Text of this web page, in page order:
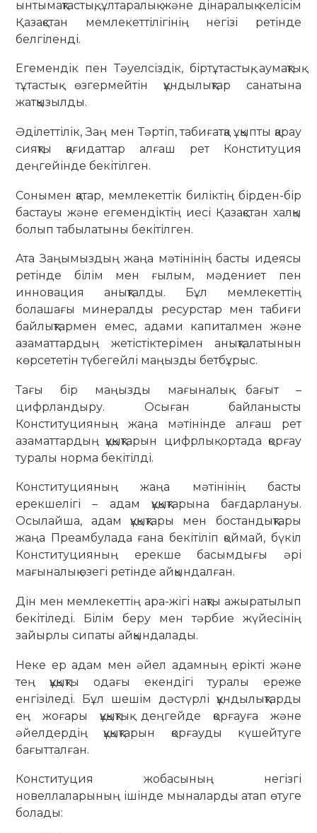
ынтымақтастық, ұлтаралық және дінаралық келісім
Қазақстан мемлекеттілігінің негізі ретінде
белгіленді.
Егемендік пен Тәуелсіздік, біртұтастық, аумақтық
тұтастық өзгермейтін құндылықтар санатына
жатқызылды.
Әділеттілік, Заң мен Тәртіп, табиғатқа ұқыпты қарау
сияқты қағидаттар алғаш рет Конституция
деңгейінде бекітілген.
Сонымен қатар, мемлекеттік биліктің бірден-бір
бастауы және егемендіктің иесі Қазақстан халқы
болып табылатыны бекітілген.
Ата Заңымыздың жаңа мәтінінің басты идеясы
ретінде білім мен ғылым, мәдениет пен
инновация анықталды. Бұл мемлекеттің
болашағы минералды ресурстар мен табиғи
байлықтармен емес, адами капиталмен және
азаматтардың жетістіктерімен анықталатынын
көрсететін түбегейлі маңызды бетбұрыс.
Тағы бір маңызды мағыналық бағыт –
цифрландыру. Осыған байланысты
Конституцияның жаңа мәтінінде алғаш рет
азаматтардың құқықтарын цифрлық ортада қорғау
туралы норма бекітілді.
Конституцияның жаңа мәтінінің басты
ерекшелігі – адам құқықтарына бағдарлануы.
Осылайша, адам құқықтары мен бостандықтары
жаңа Преамбулада ғана бекітіліп қоймай, бүкіл
Конституцияның ерекше басымдығы әрі
мағыналық өзегі ретінде айқындалған.
Дін мен мемлекеттің ара-жігі нақты ажыратылып
бекітіледі. Білім беру мен тәрбие жүйесінің
зайырлы сипаты айқындалады.
Неке ер адам мен әйел адамның ерікті және
тең құқықты одағы екендігі туралы ереже
енгізіледі. Бұл шешім дәстүрлі құндылықтарды
ең жоғары құқықтық деңгейде қорғауға және
әйелдердің құқықтарын қорғауды күшейтуге
бағытталған.
Конституция жобасының негізгі
новеллаларының ішінде мыналарды атап өтуге
болады: